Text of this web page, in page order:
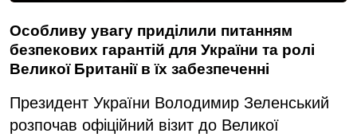
Особливу увагу приділили питанням
безпекових гарантій для України та ролі
Великої Британії в їх забезпеченні
Президент України Володимир Зеленський
розпочав офіційний візит до Великої